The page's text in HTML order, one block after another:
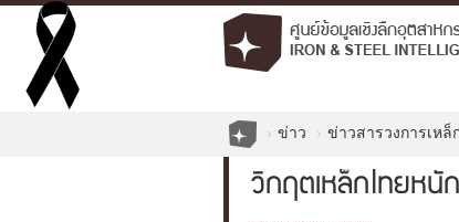
ข่าว ข่าวสารวงการเหล็
วิกฤตเหล็กไทยหนั